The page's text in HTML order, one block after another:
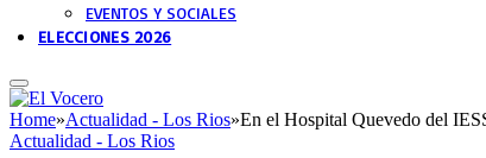
EVENTOS Y SOCIALES
ELECCIONES 2026
Home»Actualidad - Los Rios»En el Hospital Quevedo del
Actualidad - Los Rios